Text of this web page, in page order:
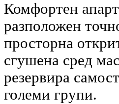
Комфортен
разположен
просторна
сгушена сред
резервира
големи групи.